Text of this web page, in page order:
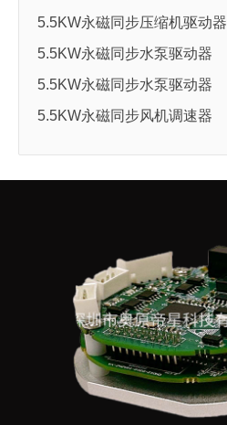
5.5KW永磁同步压缩机驱动器
5.5KW永磁同步水泵驱动器
5.5KW永磁同步水泵驱动器
5.5KW永磁同步风机调速器